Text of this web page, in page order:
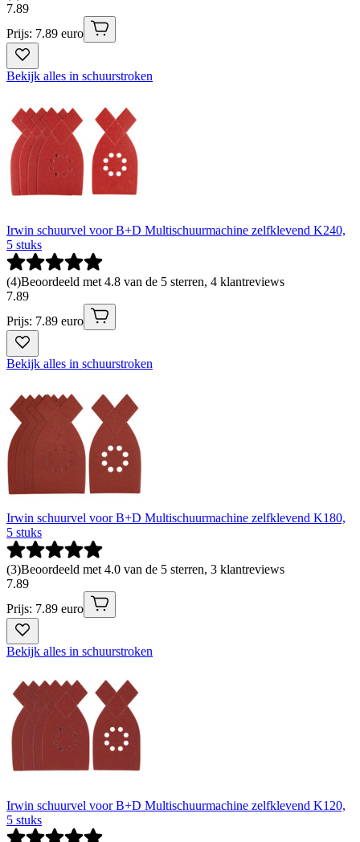
7.89
Prijs: 7.89 euro
Bekijk alles in schuurstroken
Irwin schuurvel voor B+D Multischuurmachine zelfklevend K240,
5 stuks
(4)Beoordeeld met 4.8 van de 5 sterren, 4 klantreviews
7.89
Prijs: 7.89 euro
Bekijk alles in schuurstroken
Irwin schuurvel voor B+D Multischuurmachine zelfklevend K180,
5 stuks
(3)Beoordeeld met 4.0 van de 5 sterren, 3 klantreviews
7.89
Prijs: 7.89 euro
Bekijk alles in schuurstroken
Irwin schuurvel voor B+D Multischuurmachine zelfklevend K120,
5 stuks